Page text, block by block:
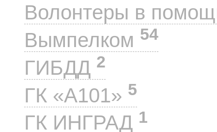
Волонтеры в
Вымпелком 54
ГИБДД 2
ГК «А101» 5
ГК ИНГРАД 1